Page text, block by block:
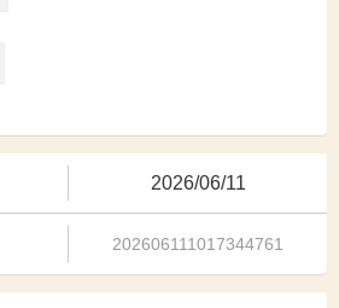
2026/06/11
202606111017344761